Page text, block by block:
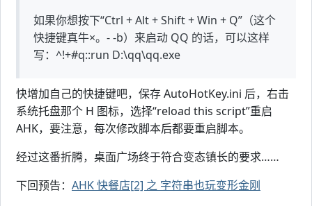
如果你想按下“Ctrl + Alt + Shift + Win + Q”（这个
快捷键真牛×。- -b）来启动 QQ 的话，可以这样
写：^!+#q::run D:\qq\qq.exe
快增加自己的快捷键吧，保存 AutoHotKey.ini 后，右击
系统托盘那个 H 图标，选择“reload this script”重启
AHK，要注意，每次修改脚本后都要重启脚本。
经过这番折腾，桌面广场终于符合变态镇长的要求……
下回预告： AHK 快餐店[2] 之 字符串也玩变形金刚